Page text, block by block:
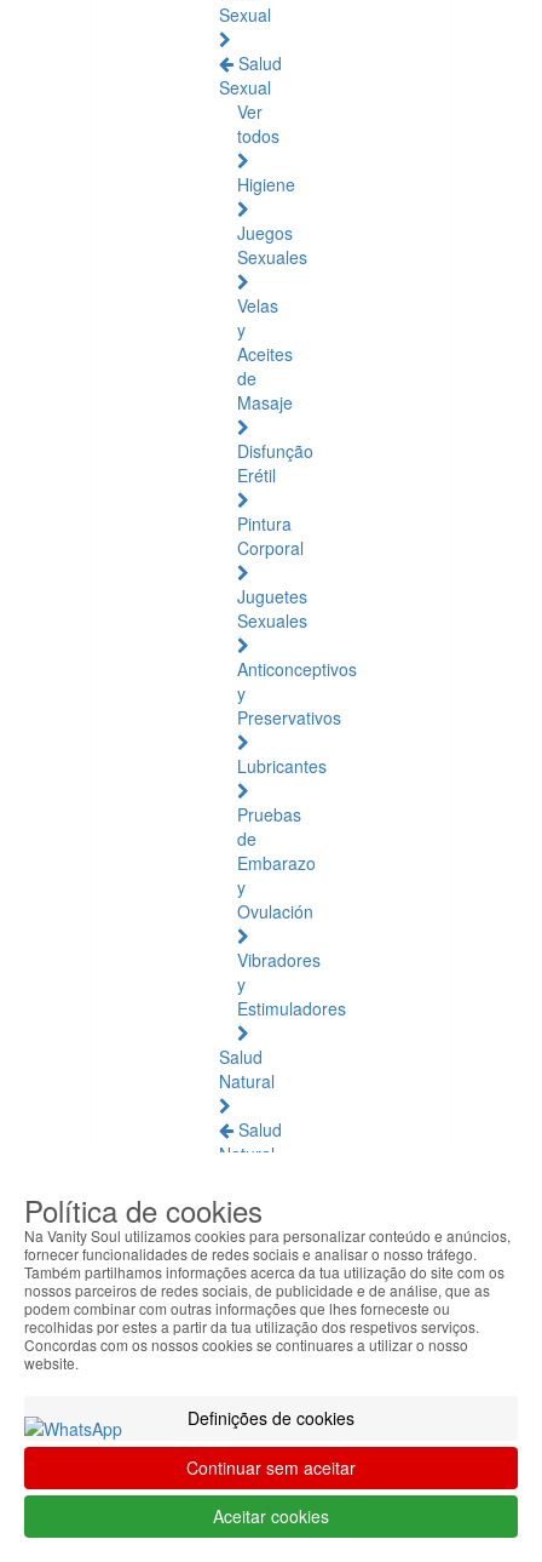
Sexual
Salud
Sexual
Ver
todos
Higiene
Juegos
Sexuales
Velas
y
Aceites
de
Masaje
Disfunção
Erétil
Pintura
Corporal
Juguetes
Sexuales
Anticonceptivos
y
Preservativos
Lubricantes
Pruebas
de
Embarazo
y
Ovulación
Vibradores
y
Estimuladores
Salud
Natural
Salud
Natural
todos
Ámbar
Báltico
Articulaciones
y
Bienestar
Diario
Circulación
y
Piernas
Política de cookies
Na Vanity Soul utilizamos cookies para personalizar conteúdo e anúncios,
fornecer funcionalidades de redes sociais e analisar o nosso tráfego.
Também partilhamos informações acerca da tua utilização do site com os
nossos parceiros de redes sociais, de publicidade e de análise, que as
podem combinar com outras informações que lhes forneceste ou
recolhidas por estes a partir da tua utilização dos respetivos serviços.
Concordas com os nossos cookies se continuares a utilizar o nosso
website.
Definições de cookies
Continuar sem aceitar
Aceitar cookies